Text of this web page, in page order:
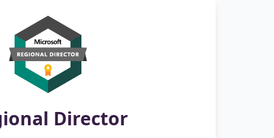
Director